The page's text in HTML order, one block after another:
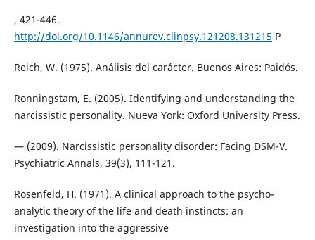
, 421-446.
http://doi.org/10.1146/annurev.clinpsy.121208.131215 P
Reich, W. (1975). Análisis del carácter. Buenos Aires: Paidós.
Ronningstam, E. (2005). Identifying and understanding the
narcissistic personality. Nueva York: Oxford University Press.
— (2009). Narcissistic personality disorder: Facing DSM-V.
Psychiatric Annals, 39(3), 111-121.
Rosenfeld, H. (1971). A clinical approach to the psycho-
analytic theory of the life and death instincts: an
investigation into the aggressive